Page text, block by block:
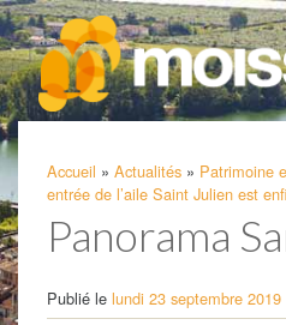
Accueil » Actualités » Patrimoine
entrée de l’aile Saint Julien est
Panorama
Publié le lundi 23 septembre 2019